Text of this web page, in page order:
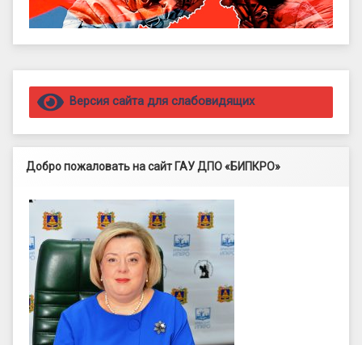
Правый сайдбар
Версия сайта для слабовидящих
Добро пожаловать на сайт ГАУ ДПО «БИПКРО»